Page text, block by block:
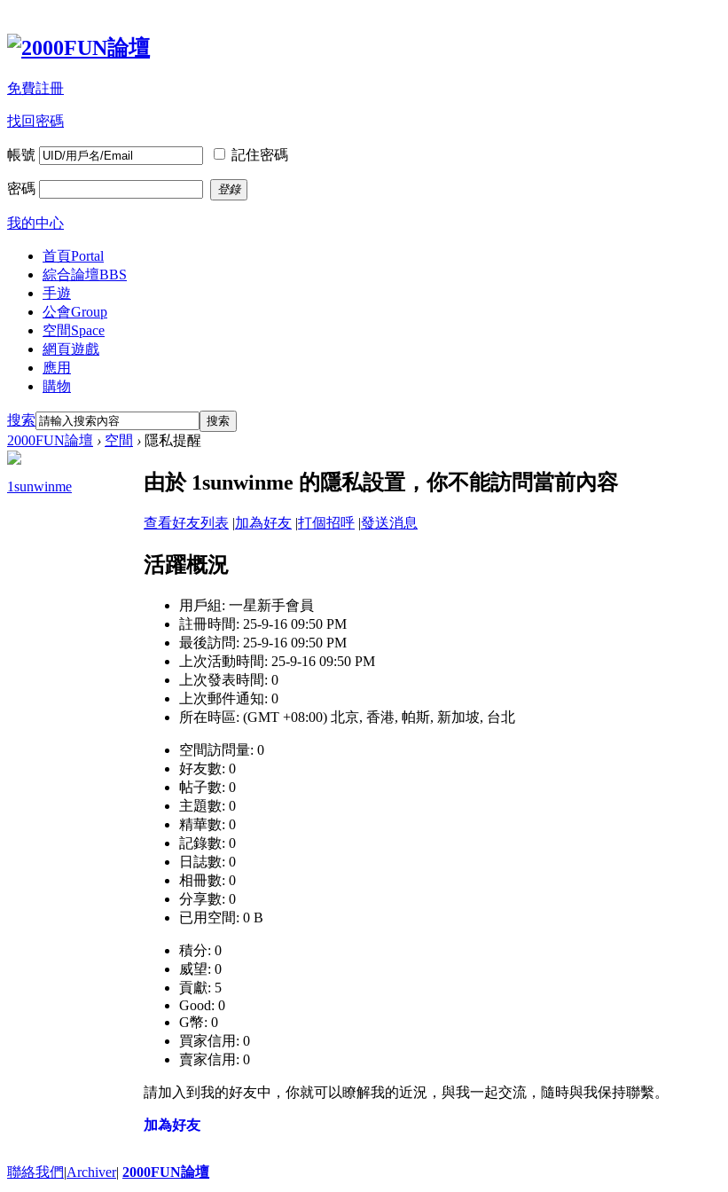
免費註冊
找回密碼
帳號 記住密碼
密碼 登錄
我的中心
首頁Portal
綜合論壇BBS
手遊
公會Group
空間Space
網頁遊戲
應用
購物
搜索 搜索
2000FUN論壇 › 空間 › 隱私提醒
1sunwinme 由於 1sunwinme 的隱私設置，你不能訪問當前內容
查看好友列表 |加為好友 |打個招呼 |發送消息
活躍概況
用戶組: 一星新手會員
註冊時間: 25-9-16 09:50 PM
最後訪問: 25-9-16 09:50 PM
上次活動時間: 25-9-16 09:50 PM
上次發表時間: 0
上次郵件通知: 0
所在時區: (GMT +08:00) 北京, 香港, 帕斯, 新加坡, 台北
空間訪問量: 0
好友數: 0
帖子數: 0
主題數: 0
精華數: 0
記錄數: 0
日誌數: 0
相冊數: 0
分享數: 0
已用空間: 0 B
積分: 0
威望: 0
貢獻: 5
Good: 0
G幣: 0
買家信用: 0
賣家信用: 0
請加入到我的好友中，你就可以瞭解我的近況，與我一起交流，隨時與我保持聯繫。
加為好友
聯絡我們|Archiver| 2000FUN論壇